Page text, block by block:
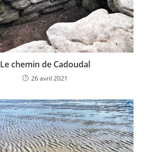
Le chemin de Cadoudal
26 avril 2021